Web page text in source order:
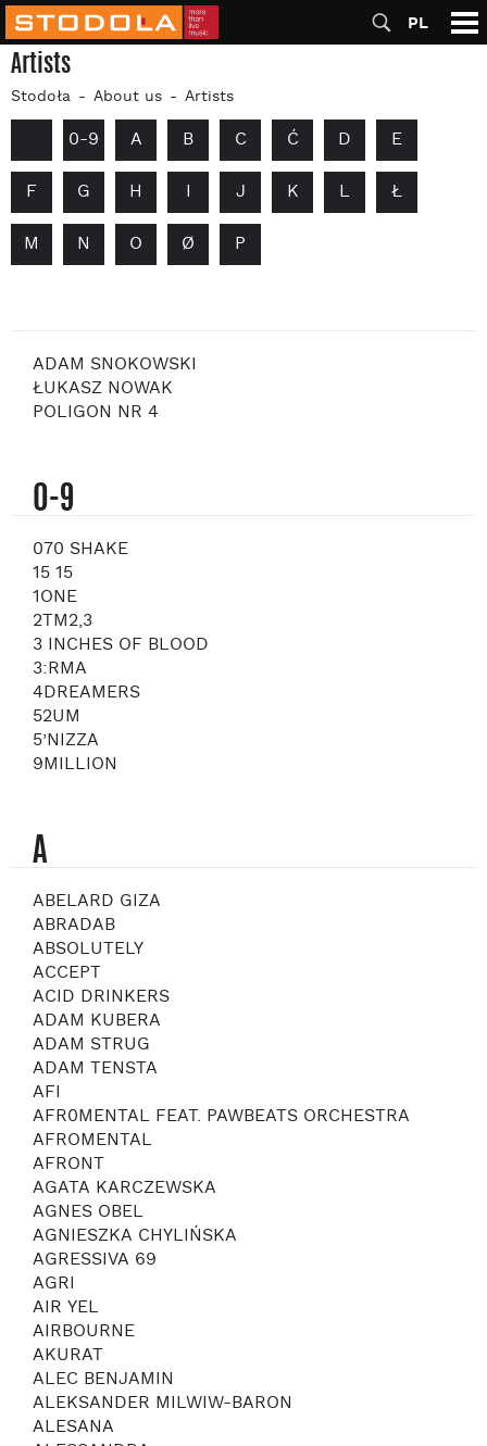
PL
Artists
Stodoła About us Artists
0-9 A B C Ć D E
F G H I J K L Ł
M N O Ø P
ADAM SNOKOWSKI
ŁUKASZ NOWAK
POLIGON NR 4
0-9
070 SHAKE
15 15
1ONE
2TM2,3
3 INCHES OF BLOOD
3:RMA
4DREAMERS
52UM
5’NIZZA
9MILLION
A
ABELARD GIZA
ABRADAB
ABSOLUTELY
ACCEPT
ACID DRINKERS
ADAM KUBERA
ADAM STRUG
ADAM TENSTA
AFI
AFR0MENTAL FEAT. PAWBEATS ORCHESTRA
AFROMENTAL
AFRONT
AGATA KARCZEWSKA
AGNES OBEL
AGNIESZKA CHYLIŃSKA
AGRESSIVA 69
AGRI
AIR YEL
AIRBOURNE
AKURAT
ALEC BENJAMIN
ALEKSANDER MILWIW-BARON
ALESANA